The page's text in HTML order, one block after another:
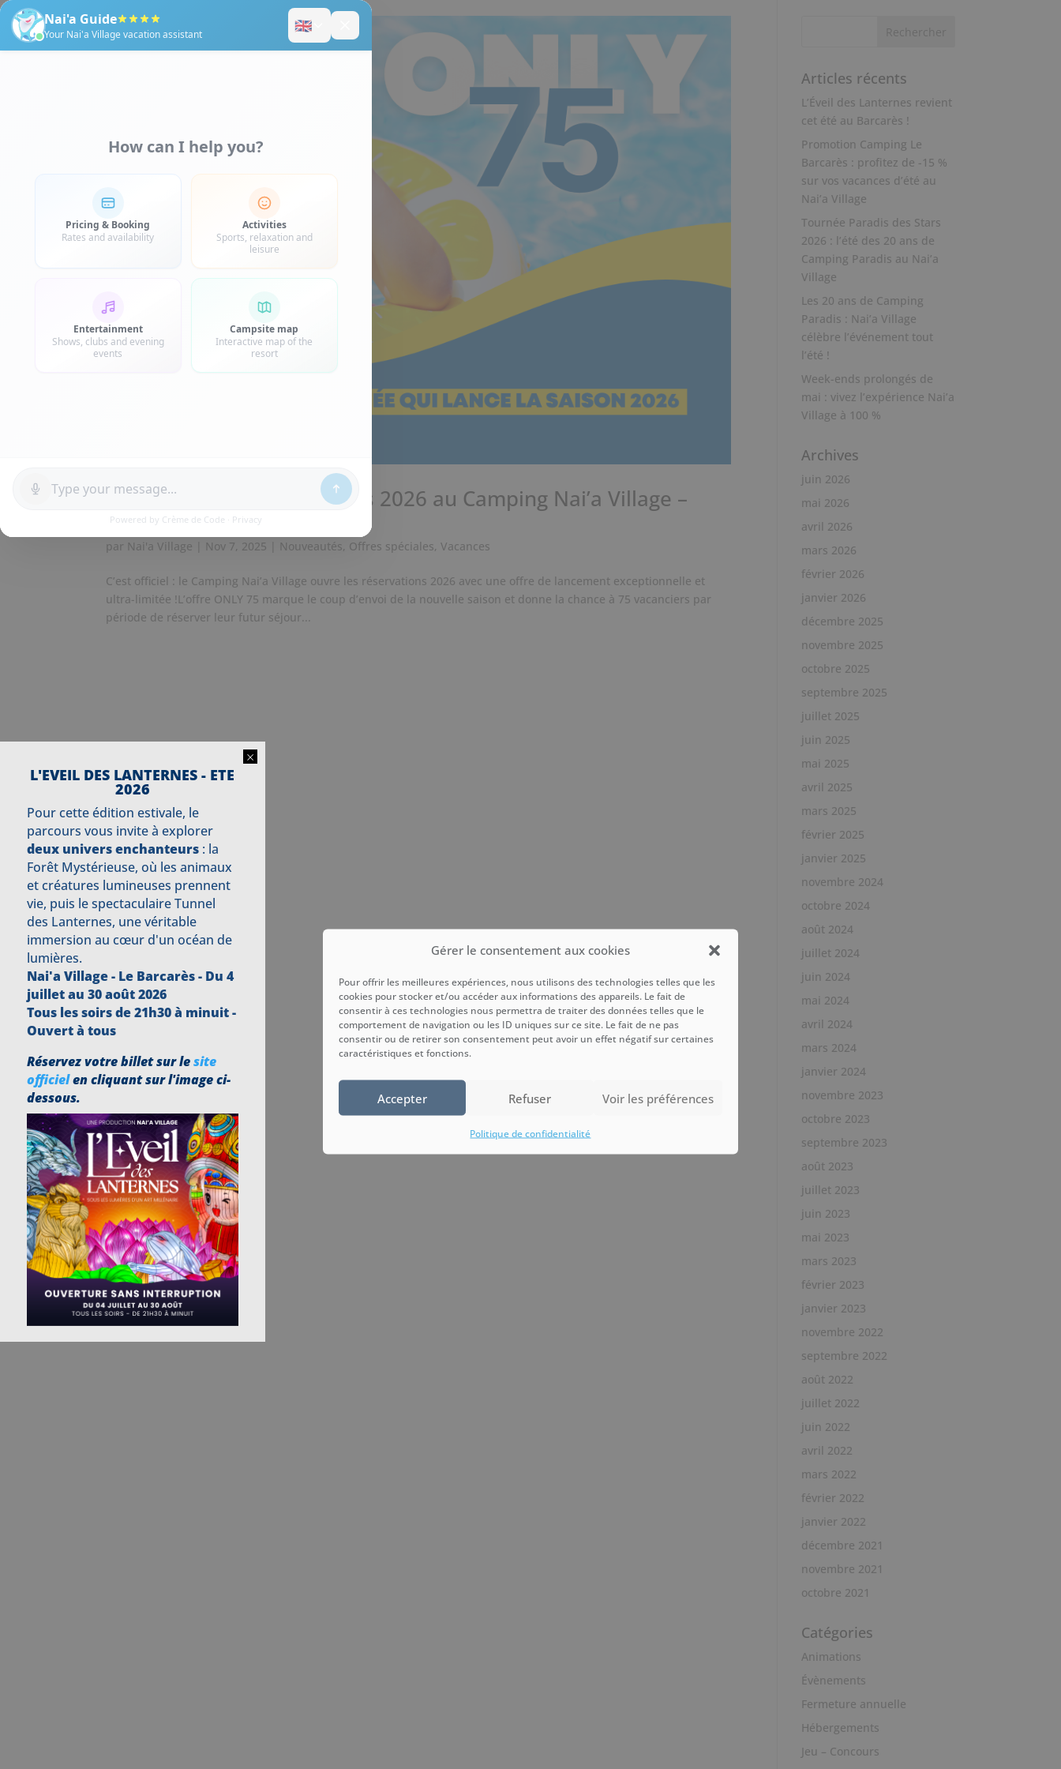
Gérer le consentement aux cookies
Pour offrir les meilleures expériences, nous utilisons des technologies telles que les
cookies pour stocker et/ou accéder aux informations des appareils. Le fait de
consentir à ces technologies nous permettra de traiter des données telles que le
comportement de navigation ou les ID uniques sur ce site. Le fait de ne pas
consentir ou de retirer son consentement peut avoir un effet négatif sur certaines
caractéristiques et fonctions.
Accepter Refuser Voir les préférences
Politique de confidentialité
Ouverture des réservations 2026 au Camping Nai’a Village –
Découvrez l’offre ONLY 75 !
par Nai'a Village Nov 7, 2025 Nouveautés, Offres spéciales,Vacances
C’est officiel : le Camping Nai’a Village ouvre les réservations 2026 avec une offre de lancement exceptionnelle et
ultra-limitée !L’offre ONLY 75 marque le coup d’envoi de la nouvelle saison et donne la chance à 75 vacanciers par
période de réserver leur futur séjour...
Articles récents
L’Éveil des Lanternes revient
cet été au Barcarès !
Promotion Camping Le
Barcarès : profitez de -15 %
sur vos vacances d’été au
Nai’a Village
Tournée Paradis des Stars
2026 : l’été des 20 ans de
Camping Paradis au Nai’a
Village
Les 20 ans de Camping
Paradis : Nai’a Village
célèbre l’événement tout
l’été !
Week-ends prolongés de
mai : vivez l’expérience Nai’a
Village à 100 %
Archives
juin 2026
mai 2026
avril 2026
mars 2026
février 2026
janvier 2026
décembre 2025
novembre 2025
octobre 2025
septembre 2025
juillet 2025
juin 2025
mai 2025
avril 2025
mars 2025
février 2025
janvier 2025
novembre 2024
octobre 2024
août 2024
juillet 2024
juin 2024
mai 2024
avril 2024
mars 2024
janvier 2024
novembre 2023
octobre 2023
septembre 2023
août 2023
juillet 2023
juin 2023
mai 2023
mars 2023
février 2023
janvier 2023
novembre 2022
septembre 2022
août 2022
juillet 2022
juin 2022
avril 2022
mars 2022
février 2022
janvier 2022
décembre 2021
novembre 2021
octobre 2021
Catégories
Animations
Évènements
Fermeture annuelle
Hébergements
Jeu – Concours
×
L'EVEIL DES LANTERNES - ETE
2026
Pour cette édition estivale, le
parcours vous invite à explorer
deux univers enchanteurs: la
Forêt Mystérieuse, où les animaux
et créatures lumineuses prennent
vie, puis le spectaculaire Tunnel
des Lanternes, une véritable
immersion au cœur d'un océan de
lumières.
Nai'a Village - Le Barcarès - Du 4
juillet au 30 août 2026
Tous les soirs de 21h30 à minuit -
Ouvert à tous
Réservez votre billet sur lesite
officielen cliquant sur l'image ci-
dessous.